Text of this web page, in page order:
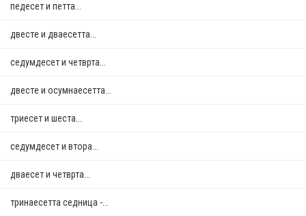
педесет и петта...
двестe и дваесетта...
седумдесет и четврта...
двестe и осумнaесетта...
триесет и шеста...
седумдесет и втора...
дваесет и четврта...
тринаесетта седница -...